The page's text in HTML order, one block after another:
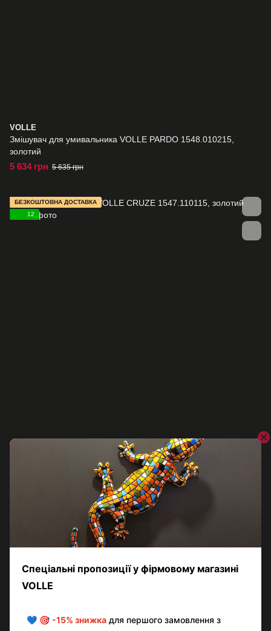
VOLLE
Змішувач для умивальника VOLLE PARDO 1548.010215,
золотий
5 634 грн 5 635 грн
БЕЗКОШТОВНА ДОСТАВКА
12
Змішувач для кухні VOLLE CRUZE 1547.110115, золотий
Показати ще 17 товарів
Назад Вперед